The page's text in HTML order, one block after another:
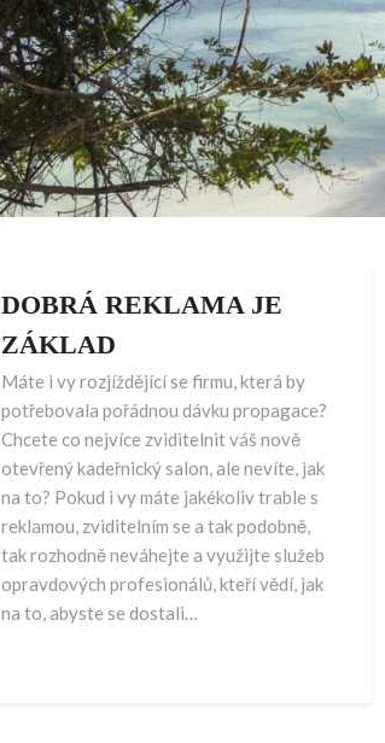
DOBRÁ REKLAMA JE
ZÁKLAD
Máte i vy rozjíždějící se firmu, která by
potřebovala pořádnou dávku propagace?
Chcete co nejvíce zviditelnit váš nově
otevřený kadeřnický salon, ale nevíte, jak
na to? Pokud i vy máte jakékoliv trable s
reklamou, zviditelním se a tak podobně,
tak rozhodně neváhejte a využijte služeb
opravdových profesionálů, kteří vědí, jak
na to, abyste se dostali…